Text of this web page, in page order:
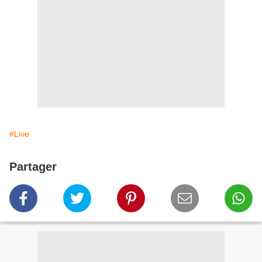
#Live
Partager